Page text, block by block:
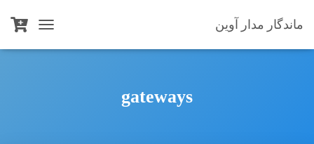
ماندگار مدار آوین
TOGGLE
NAVIGATION
gateways